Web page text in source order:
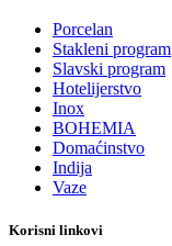
Porcelan
Stakleni program
Slavski program
Hotelijerstvo
Inox
BOHEMIA
Domaćinstvo
Indija
Vaze
Korisni linkovi